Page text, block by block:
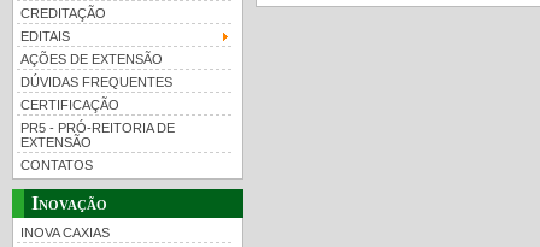
CREDITAÇÃO
EDITAIS
AÇÕES DE EXTENSÃO
DÚVIDAS FREQUENTES
CERTIFICAÇÃO
PR5 - PRÓ-REITORIA DE
EXTENSÃO
CONTATOS
Inovação
INOVA CAXIAS